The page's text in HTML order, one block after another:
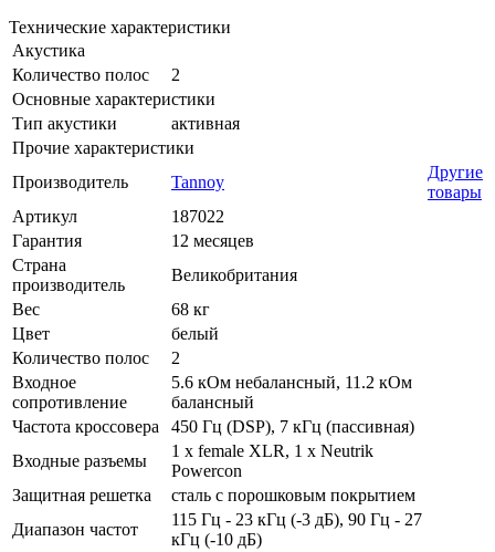
Технические характеристики
Акустика
Количество полос
2
Основные характеристики
Тип акустики
активная
Прочие характеристики
Производитель
Tannoy
Другие
товары
Артикул
187022
Гарантия
12 месяцев
Страна
производитель
Великобритания
Вес
68 кг
Цвет
белый
Количество полос
2
Входное
сопротивление
5.6 кОм небалансный, 11.2 кОм
балансный
Частота кроссовера
450 Гц (DSP), 7 кГц (пассивная)
Входные разъемы
1 x female XLR, 1 х Neutrik
Powercon
Защитная решетка
сталь с порошковым покрытием
Диапазон частот
115 Гц - 23 кГц (-3 дБ), 90 Гц - 27
кГц (-10 дБ)